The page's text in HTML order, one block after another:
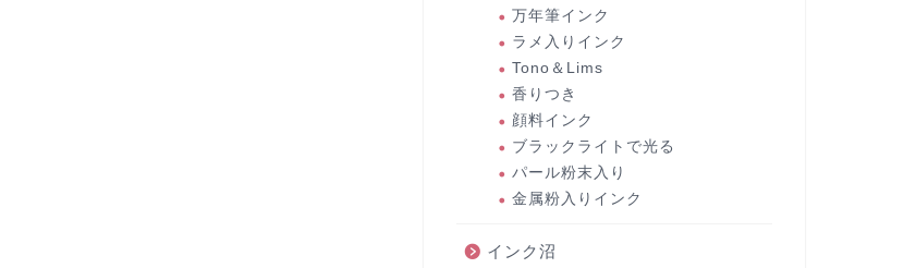
万年筆インク
ラメ入りインク
Tono＆Lims
香りつき
顔料インク
ブラックライトで光る
パール粉末入り
金属粉入りインク
インク沼